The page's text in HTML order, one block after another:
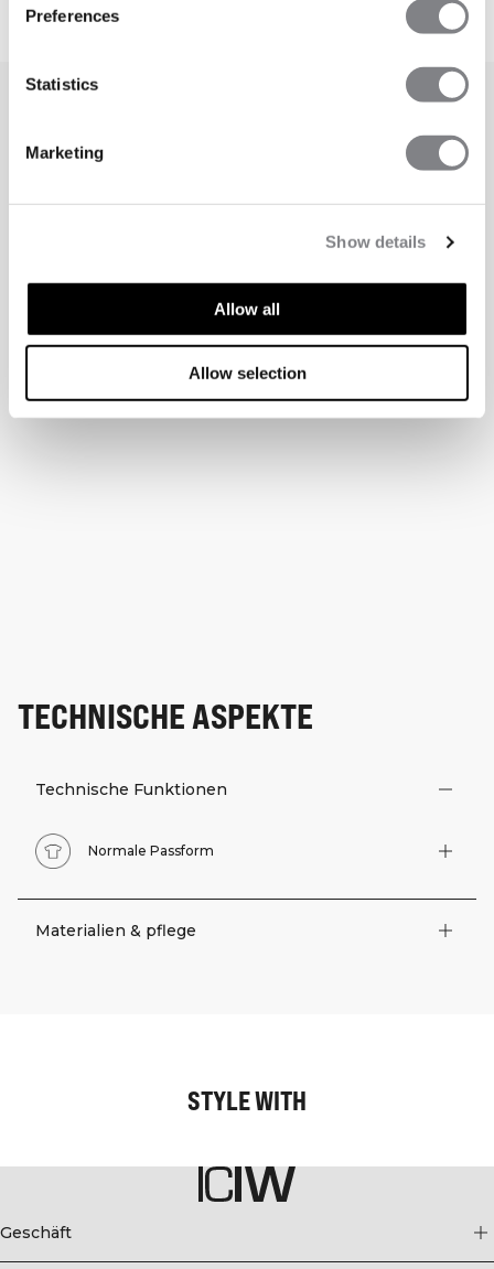
Preferences
Statistics
Marketing
Show details
Allow all
Allow selection
TECHNISCHE ASPEKTE
Technische Funktionen
Normale Passform
Materialien & pflege
STYLE WITH
Geschäft